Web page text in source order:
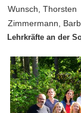
Wunsch, Thorsten
Zimmermann,
Lehrkräfte an der